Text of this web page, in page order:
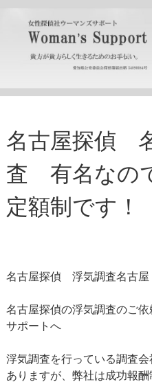
名古屋探偵
査 有名なの
定額制です！
名古屋探偵 浮気調査名古屋
名古屋探偵の浮気調査のご
サポートへ
浮気調査を行っている調査
ありますが、弊社は成功報